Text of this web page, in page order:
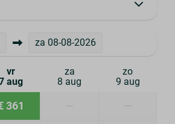
za 08-08-2026
vr
aug
za
8 aug
zo
9 aug
361